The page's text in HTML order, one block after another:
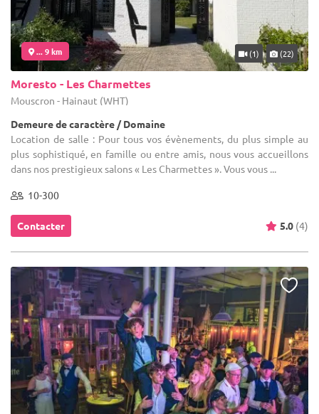
... 9 km (1) (22)
Moresto - Les Charmettes
Mouscron - Hainaut (WHT)
Demeure de caractère / Domaine
Location de salle : Pour tous vos évènements, du plus simple au
plus sophistiqué, en famille ou entre amis, nous vous accueillons
dans nos prestigieux salons « Les Charmettes ». Vous vous ...
10-300
Contacter 5.0 (4)